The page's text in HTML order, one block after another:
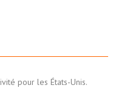
pour les États-Unis.